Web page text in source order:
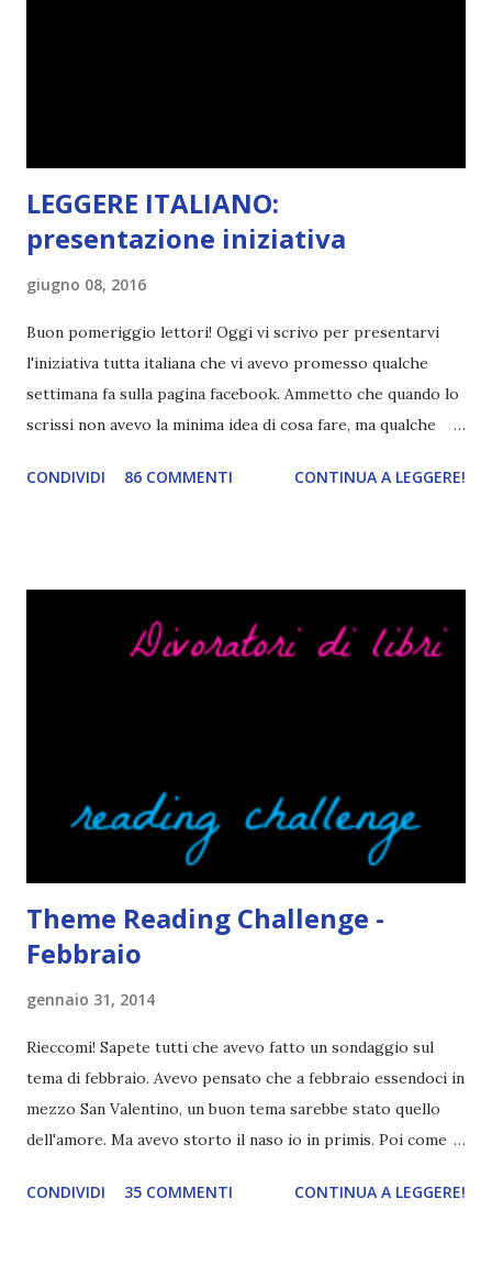
LEGGERE ITALIANO:
presentazione iniziativa
giugno 08, 2016
Buon pomeriggio lettori! Oggi vi scrivo per presentarvi
l'iniziativa tutta italiana che vi avevo promesso qualche
settimana fa sulla pagina facebook. Ammetto che quando lo
scrissi non avevo la minima idea di cosa fare, ma qualche
href="http://divoratoridilibri.blogspot.com/2016/06/legg
sarà piuttosto difficile (per me). Siccome è tipo la terza
agli autori italiani, sia pubblicati da editori sia
autopubblicati. Si svolgerà ne...
CONDIVIDI 86 COMMENTI CONTINUA A LEGGERE!
Theme Reading Challenge -
Febbraio
gennaio 31, 2014
Rieccomi! Sapete tutti che avevo fatto un sondaggio sul
tema di febbraio. Avevo pensato che a febbraio essendoci in
mezzo San Valentino, un buon tema sarebbe stato quello
dell'amore. Ma avevo storto il naso io in primis. Poi come
più difficili e fare decidere a voi lettori tra storie d'amore
CONDIVIDI 35 COMMENTI CONTINUA A LEGGERE!